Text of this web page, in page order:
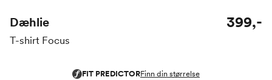
Dæhlie
T-shirt Focus
399,-